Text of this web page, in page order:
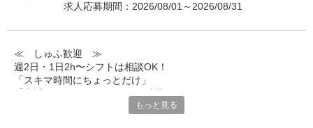
求人応募期間：2026/08/01～2026/08/31
≪ しゅふ歓迎 ≫
週2日・1日2h〜シフトは相談OK！
「スキマ時間にちょっとだけ」
など、自分らしく活躍できますよ。
もっと見る